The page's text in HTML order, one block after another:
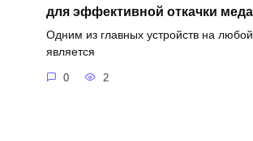
для эффективной откачки меда
Одним из главных устройств на
является
0 2